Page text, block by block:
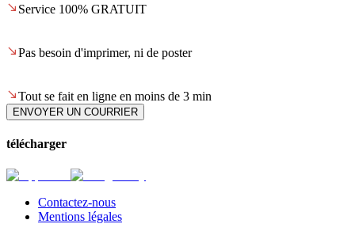
Service 100% GRATUIT
Pas besoin d'imprimer, ni de poster
Tout se fait en ligne en moins de 3 min
ENVOYER UN COURRIER
télécharger
Contactez-nous
Mentions légales